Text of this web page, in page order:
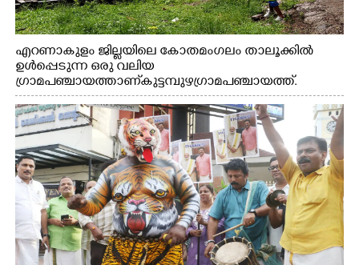
എറണാകുളം ജില്ലയിലെ കോതമംഗലം താലൂക്കിൽ
ഉൾപ്പെടുന്ന ഒരു വലിയ
ഗ്രാമപഞ്ചായത്താണ് കുട്ടമ്പുഴ ഗ്രാമ പഞ്ചായത്ത്.
ആദിവാസി ഊരുകളായ വെള്ളാരംകുത്ത്, കത്തിപ്പാറ,
ഉറിയംപെട്ടി, തേക്കല്ല്, വെട്ടിക്കല്ല്, മഞ്ചപ്പാറ എന്നീ ആറു
സ്ഥലങ്ങളിലേക്കുള്ള പ്രധാന സഞ്ചാര മാർഗമാണ് ഈ
കാണുന്ന കടത്ത് വള്ളം